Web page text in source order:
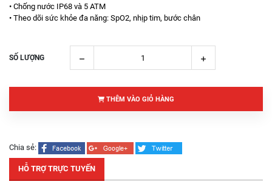
• Chống nước IP68 và 5 ATM
• Theo dõi sức khỏe đa năng: SpO2, nhịp tim, bước chân
SỐ LƯỢNG
THÊM VÀO GIỎ HÀNG
Chia sẻ:
HỖ TRỢ TRỰC TUYẾN